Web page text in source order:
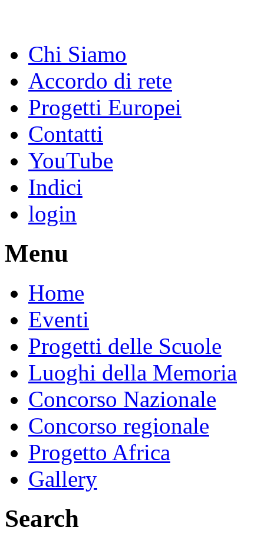
Chi Siamo
Accordo di rete
Progetti Europei
Contatti
YouTube
Indici
login
Menu
Home
Eventi
Progetti delle Scuole
Luoghi della Memoria
Concorso Nazionale
Concorso regionale
Progetto Africa
Gallery
Search